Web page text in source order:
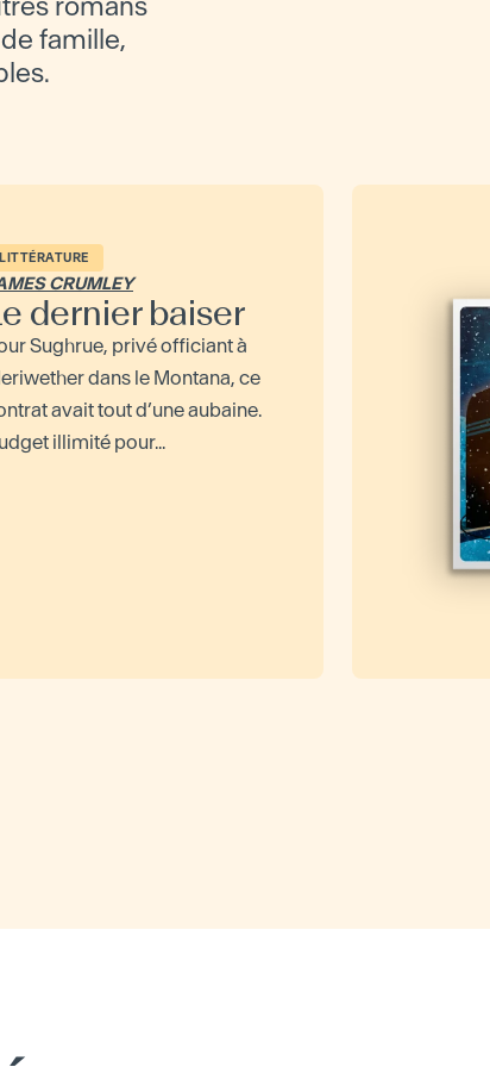
famille,
LITTÉRATURE
CRUMLEY
dernier baiser
Sughrue, privé officiant à
dans le Montana, ce
avait tout d’une aubaine.
illimité pour...